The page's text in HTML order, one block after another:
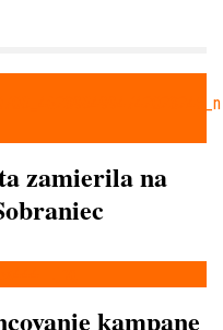
zamierila na
kampane